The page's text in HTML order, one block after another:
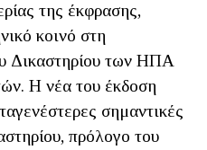
της έκφρασης,
κοινό στη
Δικαστηρίου των ΗΠΑ
Η νέα του έκδοση
σημαντικές
πρόλογο του